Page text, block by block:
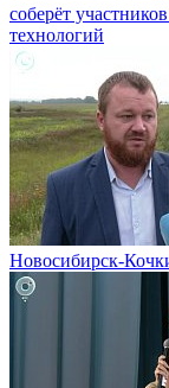
соберёт
технологий
Новосибирск-